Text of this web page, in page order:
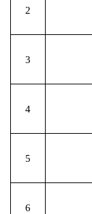
2
3
4
5
6